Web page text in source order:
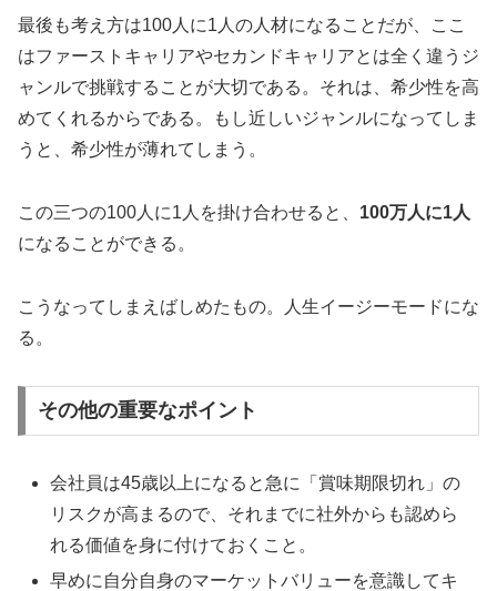
最後も考え方は100人に1人の人材になることだが、ここ
はファーストキャリアやセカンドキャリアとは全く違うジ
ャンルで挑戦することが大切である。それは、希少性を高
めてくれるからである。もし近しいジャンルになってしま
うと、希少性が薄れてしまう。
この三つの100人に1人を掛け合わせると、 100万人に1人
になることができる。
こうなってしまえばしめたもの。人生イージーモードにな
る。
その他の重要なポイント
会社員は45歳以上になると急に「賞味期限切れ」の
リスクが高まるので、それまでに社外からも認めら
れる価値を身に付けておくこと。
早めに自分自身のマーケットバリューを意識してキ